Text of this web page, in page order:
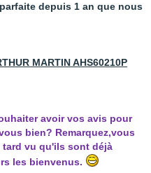
depuis 1 an que nous
MARTIN AHS60210P
avoir vos avis pour
bien? Remarquez,vous
tard vu qu'ils sont déjà
les bienvenus.